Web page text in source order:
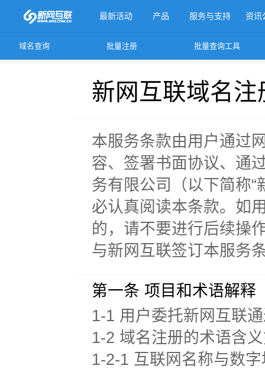
最新活动 产品 服务与支持 资讯
更多产品
域名查询 批量注册 批量查询工具
新网互联域名
本服务条款由用户通过
容、签署书面协议、通
务有限公司（以下简称
必认真阅读本条款。如
的，请不要进行后续操
与新网互联签订本服务
第一条 项目和术语解释
1-1 用户委托新网互联
1-2 域名注册的术语含
1-2-1 互联网名称与数